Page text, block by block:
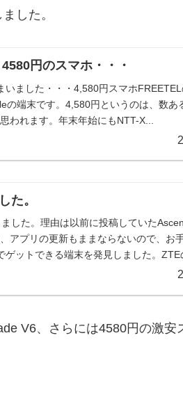
した。
円のスマホ・・・
いました・・・4,580円スマホ
の端末です。4,580円というのは、数あ
われます。年末年始にもNTT-X...
た。
した。理由は以前に投稿していた
アプリの更新もままならないので、お
ゲットできる端末を発見しました。ZTE
V6、さらには4580円の激安